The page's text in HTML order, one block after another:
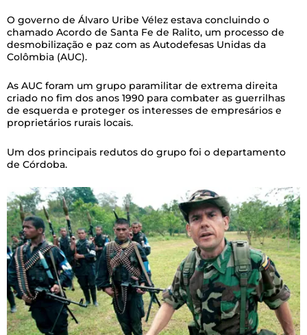
O governo de Álvaro Uribe Vélez estava concluindo o
chamado Acordo de Santa Fe de Ralito, um processo de
desmobilização e paz com as Autodefesas Unidas da
Colômbia (AUC).
As AUC foram um grupo paramilitar de extrema direita
criado no fim dos anos 1990 para combater as guerrilhas
de esquerda e proteger os interesses de empresários e
proprietários rurais locais.
Um dos principais redutos do grupo foi o departamento
de Córdoba.